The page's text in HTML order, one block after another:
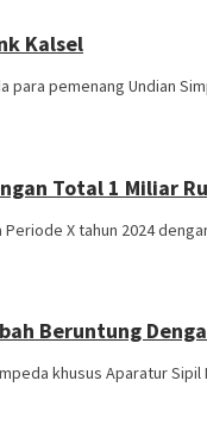
Kalsel
para pemenang Undian
Total 1 Miliar
Periode X tahun 2024
Beruntung
khusus Aparatur